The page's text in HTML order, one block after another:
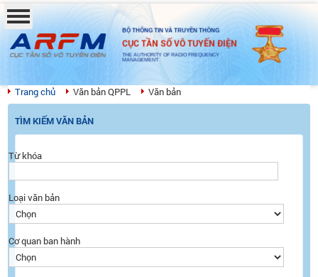
BỘ THÔNG TIN VÀ TRUYỀN THÔNG
CỤC TẦN SỐ VÔ TUYẾN ĐIỆN
THE AUTHORITY OF RADIO FREQUENCY
MANAGEMENT
Trang chủ Văn bản QPPL Văn bản
TÌM KIẾM VĂN BẢN
Từ khóa
Loại văn bản
Cơ quan ban hành